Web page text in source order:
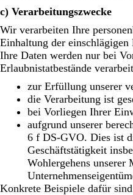
c) Verarbeitungszwecke
Wir verarbeiten Ihre
Einhaltung der einschlägigen
Ihre Daten werden nur bei
Erlaubnistatbestände
zur Erfüllung unserer
die Verarbeitung ist
bei Vorliegen Ihrer
aufgrund unserer
6 f DS-GVO. Dies ist
Geschäftstätigkeit
Wohlergehens unserer
Konkrete Beispiele dafür